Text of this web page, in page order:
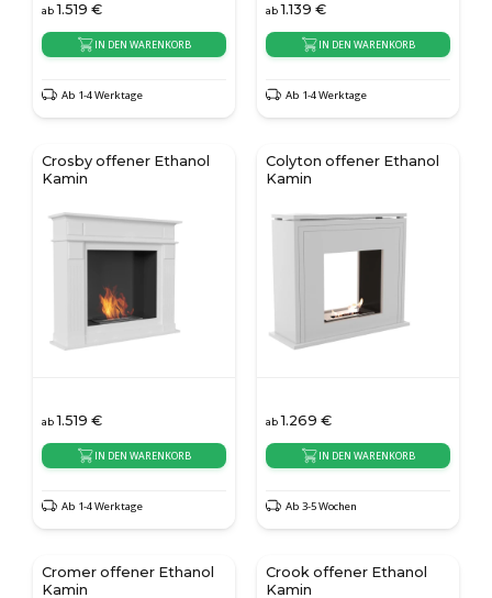
ab 1.519 €
IN DEN WARENKORB
Ab 1-4 Werktage
ab 1.139 €
IN DEN WARENKORB
Ab 1-4 Werktage
Crosby offener Ethanol
Kamin
ab 1.519 €
IN DEN WARENKORB
Ab 1-4 Werktage
Colyton offener Ethanol
Kamin
ab 1.269 €
IN DEN WARENKORB
Ab 3-5 Wochen
Cromer offener Ethanol
Kamin
Crook offener Ethanol
Kamin